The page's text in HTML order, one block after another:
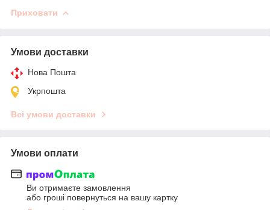
Приховати
Умови доставки
Нова Пошта
Укрпошта
Всі умови доставки
Умови оплати
Ви отримаєте замовлення
або гроші повернуться на вашу картку